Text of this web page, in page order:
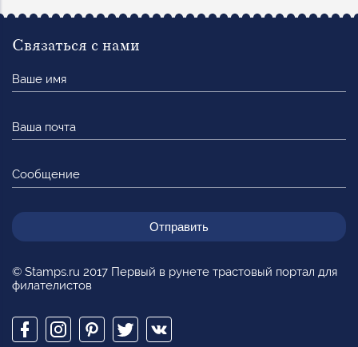
© Stamps.ru 2017 Первый в рунете трастовый портал для
филателистов
Связаться с нами
имя
почта
Сообщение